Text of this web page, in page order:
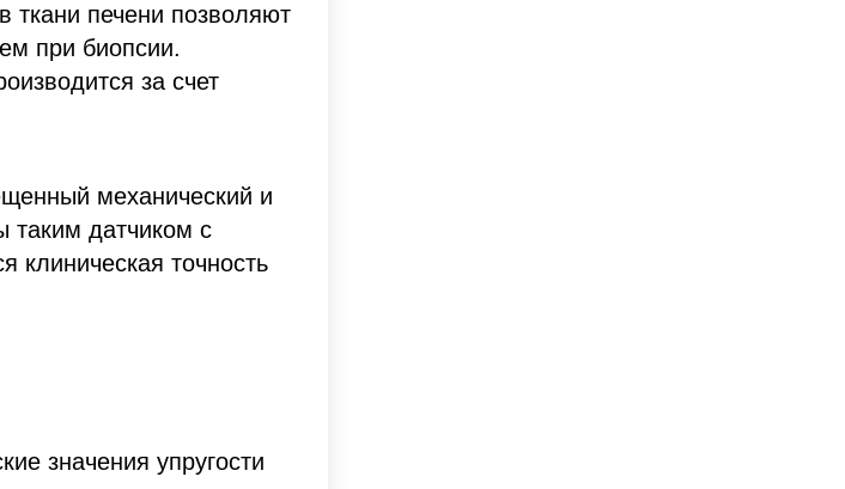
ткани печени позволяют
при биопсии.
за счет
механический и
таким датчиком с
клиническая точность
значения упругости